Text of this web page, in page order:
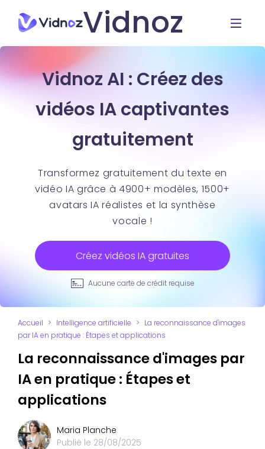
Vidnoz
Vidnoz AI : Créez des
vidéos IA captivantes
gratuitement
Transformez gratuitement du texte en
vidéo IA grâce à 4900+ modèles, 1500+
avatars IA réalistes et la synthèse
vocale !
Créez vidéos IA gratuites
Aucune carte de crédit requise
Accueil > Intelligence artificielle > La reconnaissance d'images
par IA en pratique : Étapes et applications
La reconnaissance d'images par
IA en pratique : Étapes et
applications
Maria Planche
Publié le 28/08/2025